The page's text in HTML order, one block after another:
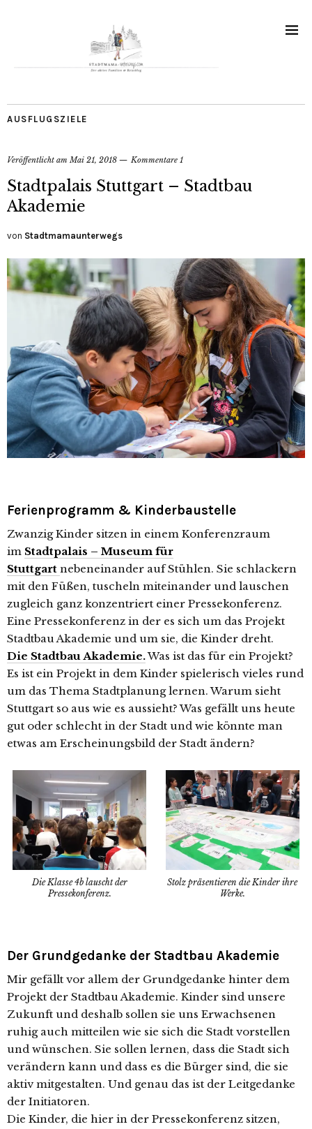
AUSFLUGSZIELE
Veröffentlicht amMai 21, 2018 Kommentare 1
Stadtpalais Stuttgart – Stadtbau
Akademie
von Stadtmamaunterwegs
Ferienprogramm & Kinderbaustelle
Zwanzig Kinder sitzen in einem Konferenzraum
im Stadtpalais – Museum für
Stuttgart nebeneinander auf Stühlen. Sie schlackern
mit den Füßen, tuscheln miteinander und lauschen
zugleich ganz konzentriert einer Pressekonferenz.
Eine Pressekonferenz in der es sich um das Projekt
Stadtbau Akademie und um sie, die Kinder dreht.
Die Stadtbau Akademie.Was ist das für ein Projekt?
Es ist ein Projekt in dem Kinder spielerisch vieles rund
um das Thema Stadtplanung lernen. Warum sieht
Stuttgart so aus wie es aussieht? Was gefällt uns heute
gut oder schlecht in der Stadt und wie könnte man
etwas am Erscheinungsbild der Stadt ändern?
Die Klasse 4b lauscht der
Pressekonferenz.
Stolz präsentieren die Kinder ihre
Werke.
Der Grundgedanke der Stadtbau Akademie
Mir gefällt vor allem der Grundgedanke hinter dem
Projekt der Stadtbau Akademie. Kinder sind unsere
Zukunft und deshalb sollen sie uns Erwachsenen
ruhig auch mitteilen wie sie sich die Stadt vorstellen
und wünschen. Sie sollen lernen, dass die Stadt sich
verändern kann und dass es die Bürger sind, die sie
aktiv mitgestalten. Und genau das ist der Leitgedanke
der Initiatoren.
Die Kinder, die hier in der Pressekonferenz sitzen,